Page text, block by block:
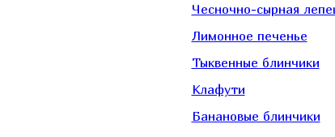
Чесночно-сырная
Лимонное печенье
Тыквенные блинчики
Клафути
Банановые блинчики